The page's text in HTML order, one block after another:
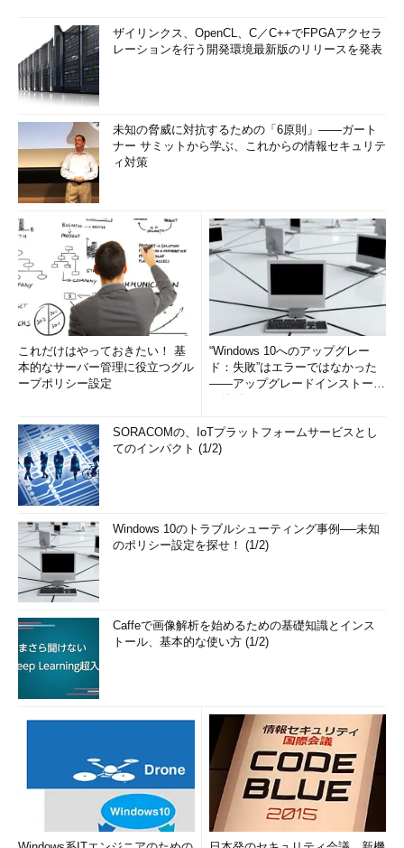
ザイリンクス、OpenCL、C／C++でFPGAアクセラ
レーションを行う開発環境最新版のリリースを発表
未知の脅威に対抗するための「6原則」――ガート
ナー サミットから学ぶ、これからの情報セキュリテ
ィ対策
これだけはやっておきたい！ 基
本的なサーバー管理に役立つグル
ープポリシー設定
“Windows 10へのアップグレー
ド：失敗”はエラーではなかった
――アップグレードインストール
SORACOMの、IoTプラットフォームサービスとし
てのインパクト (1/2)
Windows 10のトラブルシューティング事例──未知
のポリシー設定を探せ！ (1/2)
Caffeで画像解析を始めるための基礎知識とインス
トール、基本的な使い方 (1/2)